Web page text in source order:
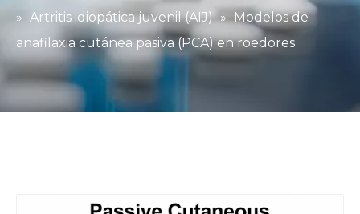
» Artritis idiopática juvenil (AIJ) »
Modelos de
anafilaxia cutánea pasiva (PCA) en roedores